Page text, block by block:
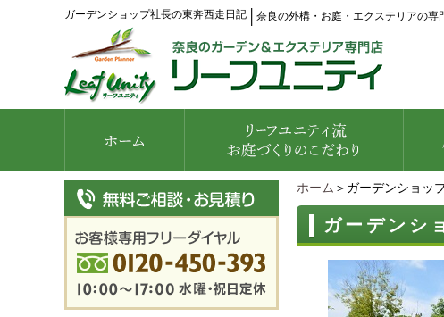
ガーデンショップ社長の東奔西走日記 奈良の外構・お庭・エクステリアの専
ホーム ＞ガーデンショッ
ガーデンシ